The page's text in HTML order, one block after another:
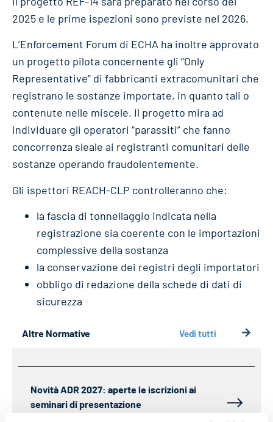
2025 e le prime ispezioni sono previste nel 2026.
L’Enforcement Forum di ECHA ha inoltre approvato
un progetto pilota concernente gli “Only
Representative” di fabbricanti extracomunitari che
registrano le sostanze importate, in quanto tali o
contenute nelle miscele. Il progetto mira ad
individuare gli operatori “parassiti” che fanno
concorrenza sleale ai registranti comunitari delle
sostanze operando fraudolentemente.
Gli ispettori REACH-CLP controlleranno che:
la fascia di tonnellaggio indicata nella
registrazione sia coerente con le importazioni
complessive della sostanza
la conservazione dei registri degli importatori
obbligo di redazione della schede di dati di
sicurezza
Altre Normative Vedi tutti
Novità ADR 2027: aperte le iscrizioni ai
seminari di presentazione